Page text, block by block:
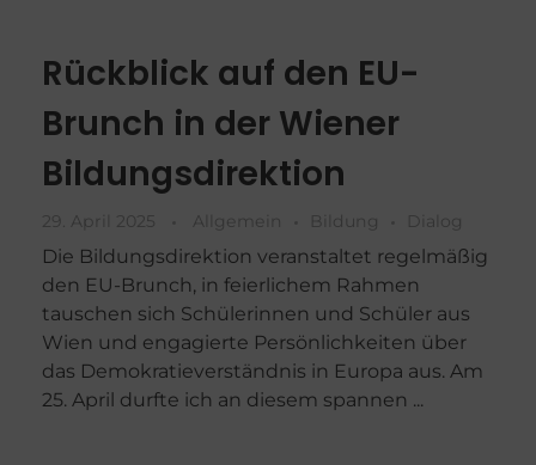
Rückblick auf den EU-
Brunch in der Wiener
Bildungsdirektion
29. April 2025 Allgemein Bildung Dialog
Die Bildungsdirektion veranstaltet regelmäßig
den EU-Brunch, in feierlichem Rahmen
tauschen sich Schülerinnen und Schüler aus
Wien und engagierte Persönlichkeiten über
das Demokratieverständnis in Europa aus. Am
25. April durfte ich an diesem spannen ...